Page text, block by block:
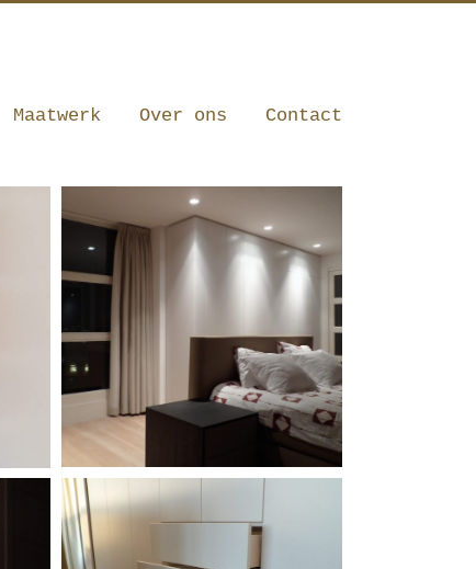
Maatwerk Over ons Contact